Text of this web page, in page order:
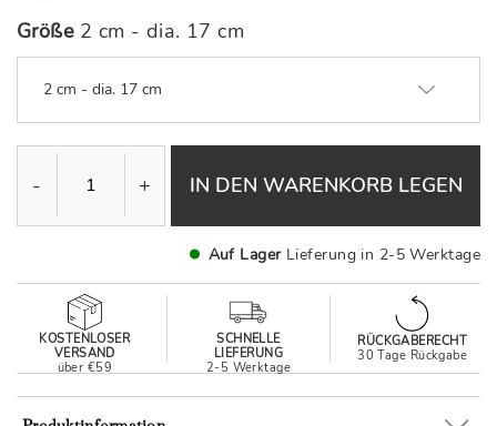
Größe 2 cm - dia. 17 cm
2 cm - dia. 17 cm
- + IN DEN WARENKORB LEGEN
Auf Lager Lieferung in 2-5 Werktage
KOSTENLOSER
VERSAND
über €59
SCHNELLE
LIEFERUNG
2-5 Werktage
RÜCKGABERECHT
30 Tage Rückgabe